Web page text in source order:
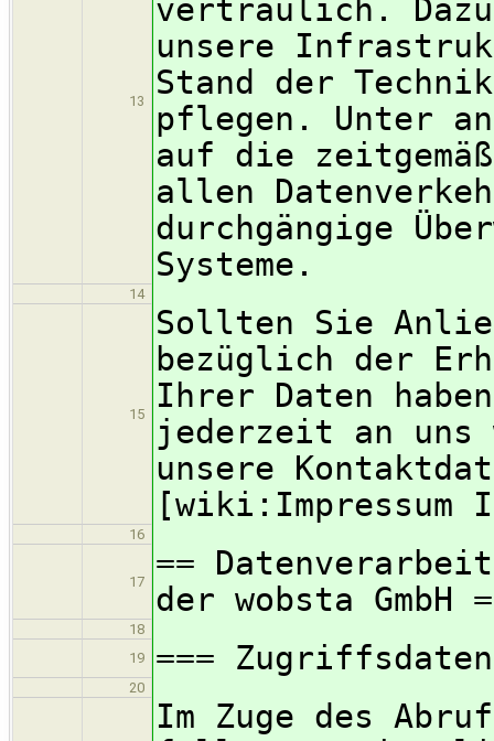
13
vertraulich.
unsere
Stand der
pflegen. Unter
auf die
allen
durchgängige
Systeme.
14
15
Sollten Sie
bezüglich der
Ihrer Daten
jederzeit an uns
unsere
[wiki:Impressum
16
17
==
der wobsta GmbH
18
19
===
20
Im Zuge des